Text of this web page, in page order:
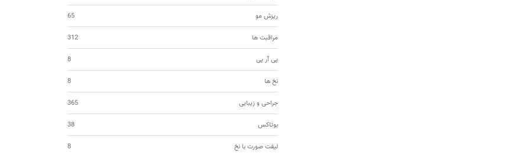
ریزش مو 65
مراقبت ها 312
پی آر پی 8
نخ ها 8
جراحی و زیبایی 365
بوتاکس 38
لیفت صورت با نخ 8